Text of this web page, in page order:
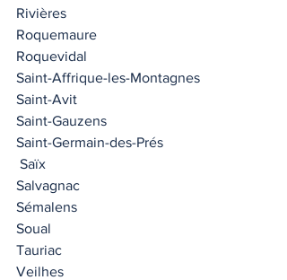
Rivières
Roquemaure
Roquevidal
Saint-Affrique-les-Montagnes
Saint-Avit
Saint-Gauzens
Saint-Germain-des-Prés
Saïx
Salvagnac
Sémalens
Soual
Tauriac
Veilhes